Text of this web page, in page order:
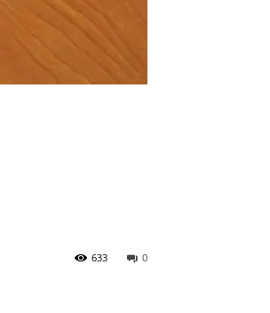
0
633